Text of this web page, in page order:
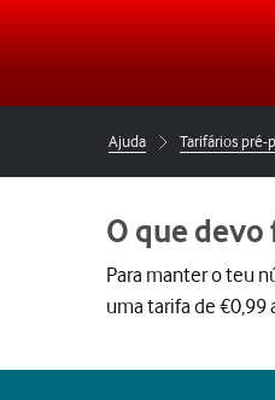
Ajuda Tarifários pré-
O que
Para manter o teu
uma tarifa de €0,99